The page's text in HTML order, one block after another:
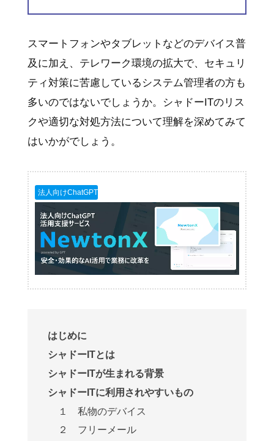
スマートフォンやタブレットなどのデバイス普
及に加え、テレワーク環境の拡大で、セキュリ
ティ対策に苦慮しているシステム管理者の方も
多いのではないでしょうか。シャドーITのリス
クや適切な対処方法について理解を深めてみて
はいかがでしょう。
法人向けChatGPT
はじめに
シャドーITとは
シャドーITが生まれる背景
シャドーITに利用されやすいもの
１ 私物のデバイス
２ フリーメール